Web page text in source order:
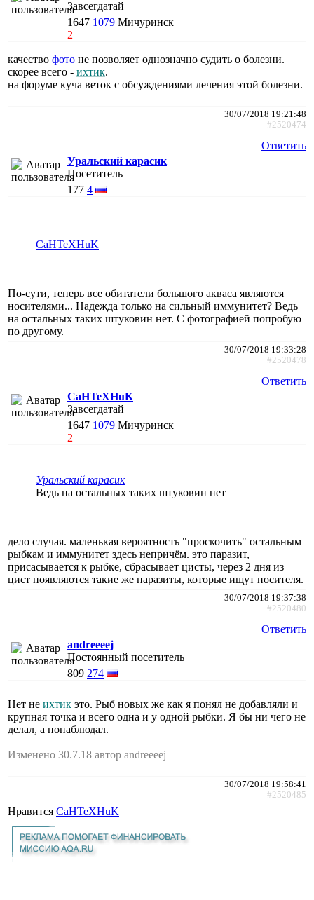
Завсегдатай
1647 1079 Мичуринск
2
качество фото не позволяет однозначно судить о болезни.
скорее всего - ихтик.
на форуме куча веток с обсуждениями лечения этой болезни.
30/07/2018 19:21:48
#2520474
Ответить
Уральский карасик
Посетитель
177 4
CaHTeXHuK
По-сути, теперь все обитатели большого акваса являются
носителями... Надежда только на сильный иммунитет? Ведь
на остальных таких штуковин нет. С фотографией попробую
по другому.
30/07/2018 19:33:28
#2520478
Ответить
CaHTeXHuK
Завсегдатай
1647 1079 Мичуринск
2
Уральский карасик
Ведь на остальных таких штуковин нет
дело случая. маленькая вероятность "проскочить" остальным
рыбкам и иммунитет здесь непричём. это паразит,
присасывается к рыбке, сбрасывает цисты, через 2 дня из
цист появляются такие же паразиты, которые ищут носителя.
30/07/2018 19:37:38
#2520480
Ответить
andreeeej
Постоянный посетитель
809 274
Нет не ихтик это. Рыб новых же как я понял не добавляли и
крупная точка и всего одна и у одной рыбки. Я бы ни чего не
делал, а понаблюдал.
Изменено 30.7.18 автор andreeeej
30/07/2018 19:58:41
#2520485
Нравится CaHTeXHuK